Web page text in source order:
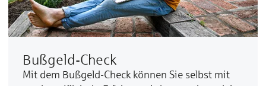
Bußgeld-Check
Mit dem Bußgeld-Check können Sie selbst mit